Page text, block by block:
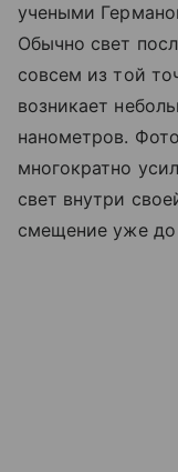
учеными
Обычно свет
совсем из той
возникает
нанометров.
многократно
свет внутри
смещение уже